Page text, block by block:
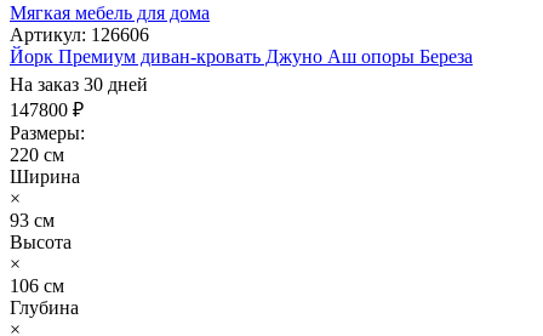
Мягкая мебель для дома
Артикул: 126606
Йорк Премиум диван-кровать Джуно Аш опоры Береза
На заказ 30 дней
147800 ₽
Размеры:
220 см
Ширина
×
93 см
Высота
×
106 см
Глубина
×